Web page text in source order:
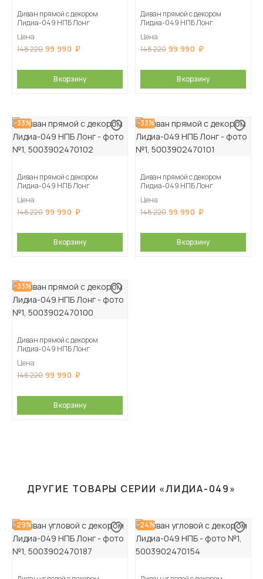
Диван прямой с декором
Лидиа-049 НПБ Лонг
Цена
148 220 99 990
В корзину
Диван прямой с декором
Лидиа-049 НПБ Лонг
Цена
148 220 99 990
В корзину
-33%
Диван прямой с декором
Лидиа-049 НПБ Лонг
Цена
148 220 99 990
В корзину
-33%
Диван прямой с декором
Лидиа-049 НПБ Лонг
Цена
148 220 99 990
В корзину
-33%
Диван прямой с декором
Лидиа-049 НПБ Лонг
Цена
148 220 99 990
В корзину
ДРУГИЕ ТОВАРЫ СЕРИИ «ЛИДИА-049»
-29% -24%